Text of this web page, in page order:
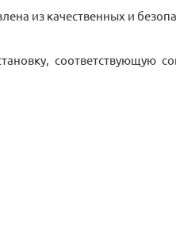
из качественных и
соответствующую